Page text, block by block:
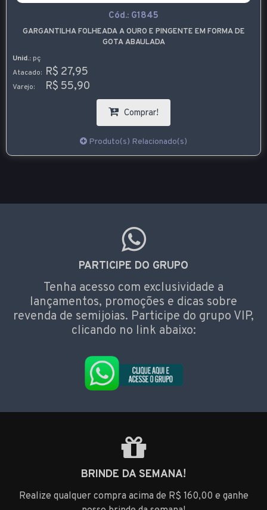
Cód.: G1845
GARGANTILHA FOLHEADA A OURO E PINGENTE EM FORMA DE
GOTA ABAULADA
Unid.: pç
Atacado: R$ 27,95
Varejo: R$ 55,90
Comprar!
Produto(s) Relacionado(s)
PARTICIPE DO GRUPO
Tenha acesso com exclusividade a
lançamentos, promoções e dicas sobre
revenda de semijoias. Participe do grupo VIP,
clicando no link abaixo:
BRINDE DA SEMANA!
Realize qualquer compra acima de R$ 160,00 e ganhe